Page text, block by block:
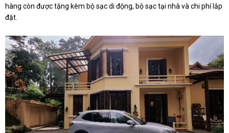
hàng còn được tặng kèm bộ sạc di động, bộ sạc tại nhà và chi phí lắp
đặt.